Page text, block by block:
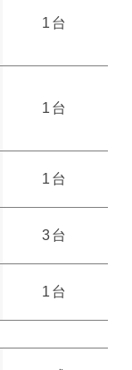
1台
1台
1台
3台
1台